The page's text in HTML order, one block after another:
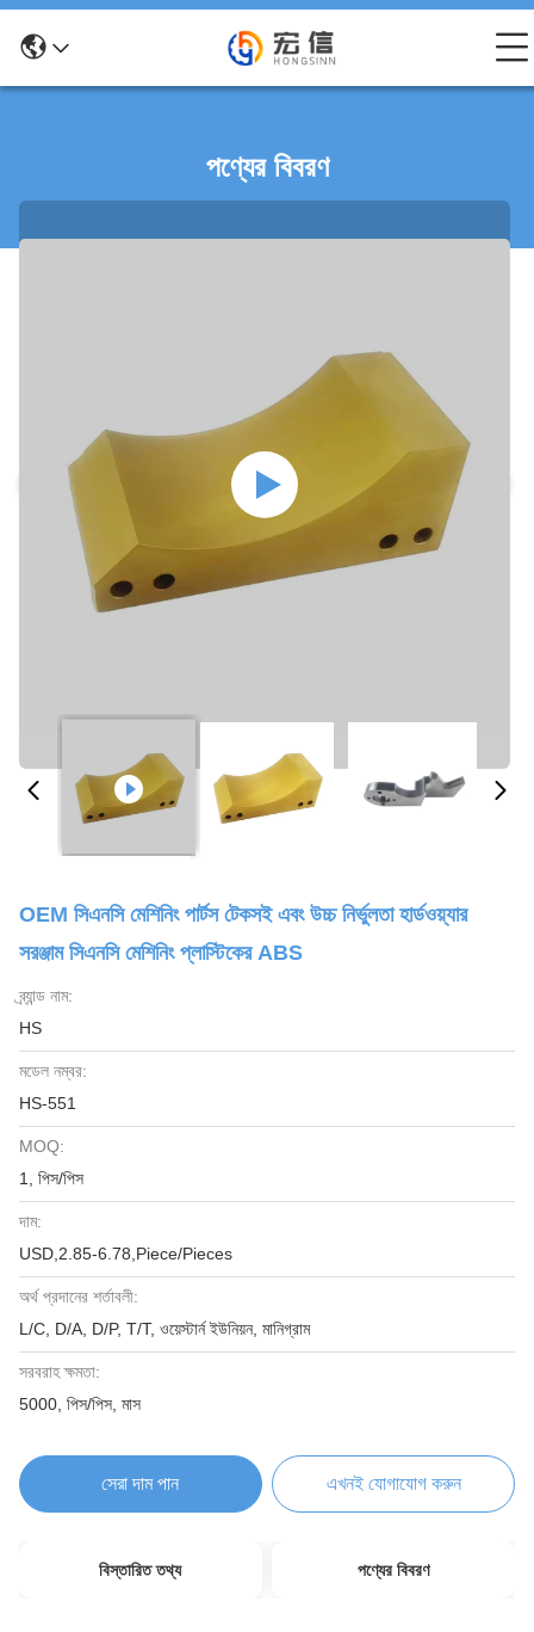
পণ্যের বিবরণ
OEM সিএনসি মেশিনিং পার্টস টেকসই এবং উচ্চ নির্ভুলতা হার্ডওয়্যার
সরঞ্জাম সিএনসি মেশিনিং প্লাস্টিকের ABS
ব্র্যান্ড নাম:
HS
মডেল নম্বর:
HS-551
MOQ:
1, পিস/পিস
দাম:
USD,2.85-6.78,Piece/Pieces
অর্থ প্রদানের শর্তাবলী:
L/C, D/A, D/P, T/T, ওয়েস্টার্ন ইউনিয়ন, মানিগ্রাম
সরবরাহ ক্ষমতা:
5000, পিস/পিস, মাস
সেরা দাম পান এখনই যোগাযোগ করুন
বিস্তারিত তথ্য পণ্যের বিবরণ